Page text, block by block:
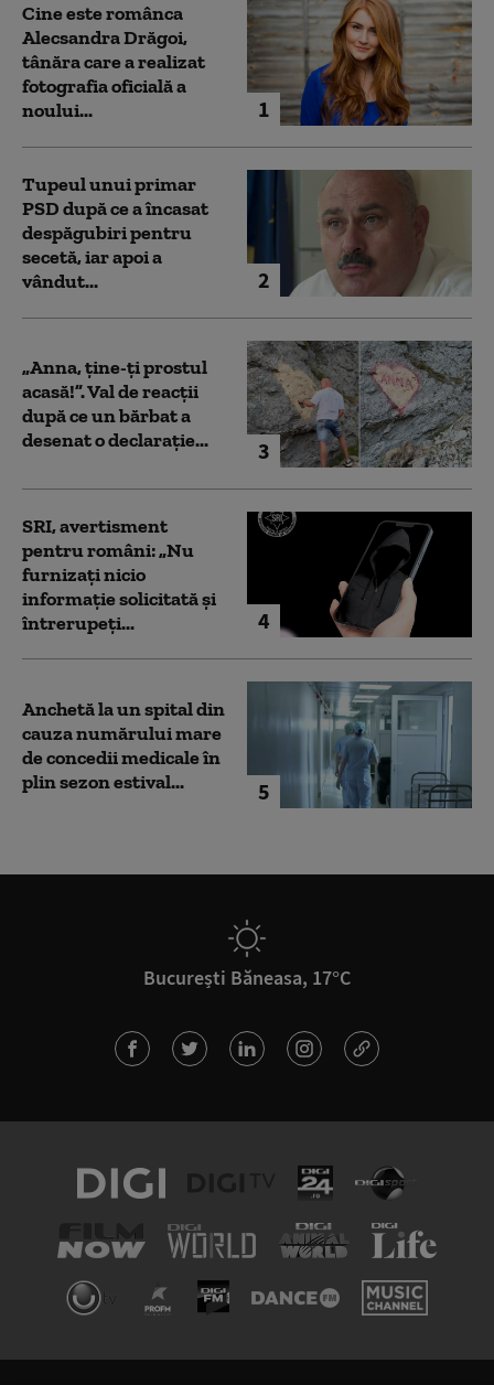
1
Cine este românca
Alecsandra Drăgoi,
tânăra care a realizat
fotografia oficială a
noului...
2
Tupeul unui primar
PSD după ce a încasat
despăgubiri pentru
secetă, iar apoi a
vândut...
3
„Anna, ţine-ţi prostul
acasă!”. Val de reacții
după ce un bărbat a
desenat o declarație...
4
SRI, avertisment
pentru români: „Nu
furnizați nicio
informație solicitată și
întrerupeți...
5
Anchetă la un spital din
cauza numărului mare
de concedii medicale în
plin sezon estival...
București Băneasa, 17°C